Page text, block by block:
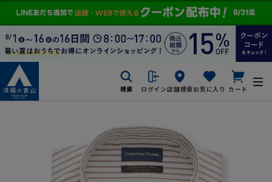
検索 ログイン店舗検索お気に入り カート